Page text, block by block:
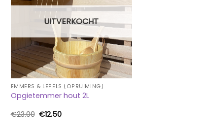
UITVERKOCHT
EMMERS & LEPELS (OPRUIMING)
Opgietemmer hout 2L
€23.00 Oorspronkelijke
€12.50Huidige